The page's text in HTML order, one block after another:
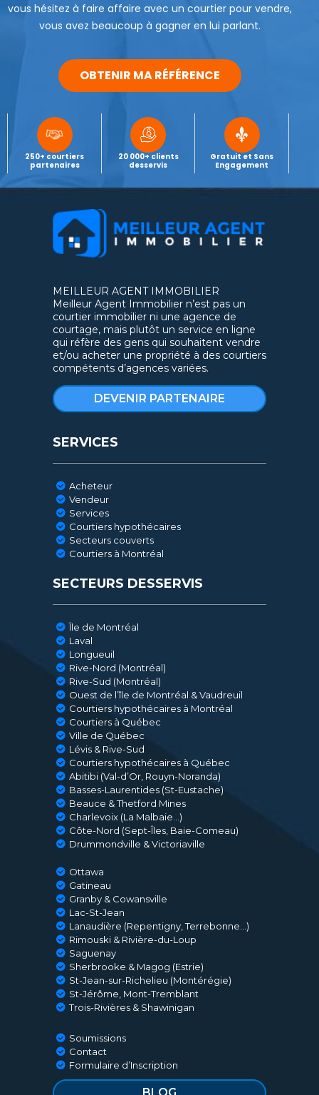
vous hésitez à faire affaire avec un courtier pour vendre,
vous avez beaucoup à gagner en lui parlant.
OBTENIR MA RÉFÉRENCE
250+ courtiers
partenaires
20 000+ clients
desservis
Gratuit et Sans
Engagement
MEILLEUR AGENT IMMOBILIER
Meilleur Agent Immobilier n’est pas un
courtier immobilier ni une agence de
courtage, mais plutôt un service en ligne
qui réfère des gens qui souhaitent vendre
et/ou acheter une propriété à des courtiers
compétents d’agences variées.
DEVENIR PARTENAIRE
SERVICES
Acheteur
Vendeur
Services
Courtiers hypothécaires
Secteurs couverts
Courtiers à Montréal
SECTEURS DESSERVIS
Île de Montréal
Laval
Longueuil
Rive-Nord (Montréal)
Rive-Sud (Montréal)
Ouest de l’île de Montréal & Vaudreuil
Courtiers hypothécaires à Montréal
Courtiers à Québec
Ville de Québec
Lévis & Rive-Sud
Courtiers hypothécaires à Québec
Abitibi (Val-d’Or, Rouyn-Noranda)
Basses-Laurentides (St-Eustache)
Beauce & Thetford Mines
Charlevoix (La Malbaie…)
Côte-Nord (Sept-Îles, Baie-Comeau)
Drummondville & Victoriaville
Ottawa
Gatineau
Granby & Cowansville
Lac-St-Jean
Lanaudière (Repentigny, Terrebonne…)
Rimouski & Rivière-du-Loup
Saguenay
Sherbrooke & Magog (Estrie)
St-Jean-sur-Richelieu (Montérégie)
St-Jérôme, Mont-Tremblant
Trois-Rivières & Shawinigan
Soumissions
Contact
Formulaire d’Inscription